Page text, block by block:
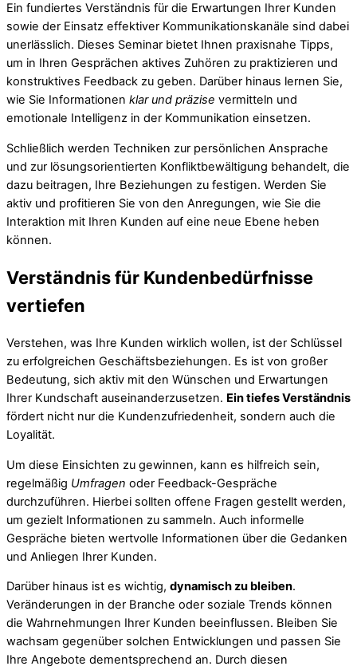
Ein fundiertes Verständnis für die Erwartungen Ihrer Kunden
sowie der Einsatz effektiver Kommunikationskanäle sind dabei
unerlässlich. Dieses Seminar bietet Ihnen praxisnahe Tipps,
um in Ihren Gesprächen aktives Zuhören zu praktizieren und
konstruktives Feedback zu geben. Darüber hinaus lernen Sie,
wie Sie Informationen klar und präzise vermitteln und
emotionale Intelligenz in der Kommunikation einsetzen.
Schließlich werden Techniken zur persönlichen Ansprache
und zur lösungsorientierten Konfliktbewältigung behandelt, die
dazu beitragen, Ihre Beziehungen zu festigen. Werden Sie
aktiv und profitieren Sie von den Anregungen, wie Sie die
Interaktion mit Ihren Kunden auf eine neue Ebene heben
können.
Verständnis für Kundenbedürfnisse
vertiefen
Verstehen, was Ihre Kunden wirklich wollen, ist der Schlüssel
zu erfolgreichen Geschäftsbeziehungen. Es ist von großer
Bedeutung, sich aktiv mit den Wünschen und Erwartungen
Ihrer Kundschaft auseinanderzusetzen. Ein tiefes Verständnis
fördert nicht nur die Kundenzufriedenheit, sondern auch die
Loyalität.
Um diese Einsichten zu gewinnen, kann es hilfreich sein,
regelmäßig Umfragen oder Feedback-Gespräche
durchzuführen. Hierbei sollten offene Fragen gestellt werden,
um gezielt Informationen zu sammeln. Auch informelle
Gespräche bieten wertvolle Informationen über die Gedanken
und Anliegen Ihrer Kunden.
Darüber hinaus ist es wichtig, dynamisch zu bleiben.
Veränderungen in der Branche oder soziale Trends können
die Wahrnehmungen Ihrer Kunden beeinflussen. Bleiben Sie
wachsam gegenüber solchen Entwicklungen und passen Sie
Ihre Angebote dementsprechend an. Durch diesen